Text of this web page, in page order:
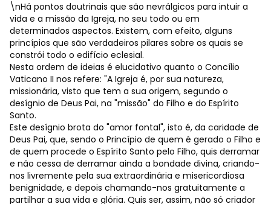
\nHá pontos doutrinais que são nevrálgicos para intuir a
vida e a missão da Igreja, no seu todo ou em
determinados aspectos. Existem, com efeito, alguns
princípios que são verdadeiros pilares sobre os quais se
constrói todo o edifício eclesial.
Nesta ordem de ideias é elucidativo quanto o Concílio
Vaticano II nos refere: "A Igreja é, por sua natureza,
missionária, visto que tem a sua origem, segundo o
desígnio de Deus Pai, na "missão" do Filho e do Espírito
Santo.
Este desígnio brota do "amor fontal", isto é, da caridade de
Deus Pai, que, sendo o Princípio de quem é gerado o Filho e
de quem procede o Espírito Santo pelo Filho, quis derramar
e não cessa de derramar ainda a bondade divina, criando-
nos livremente pela sua extraordinária e misericordiosa
benignidade, e depois chamando-nos gratuitamente a
partilhar a sua vida e glória. Quis ser, assim, não só criador